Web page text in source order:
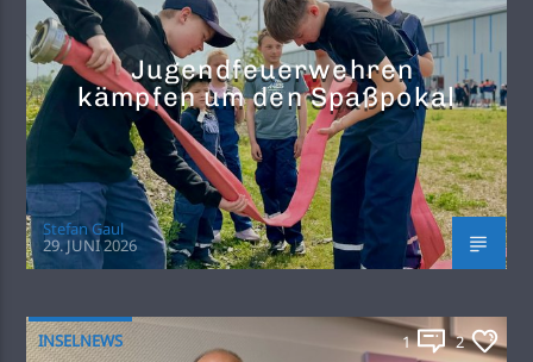
Jugendfeuerwehren
kämpfen um den Spaßpokal
Stefan Gaul
29. JUNI 2026
INSELNEWS 1 2